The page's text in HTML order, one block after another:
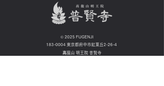
183-0004東京都府中市紅葉丘2-26-4
髙龍山 明王院 普賢寺
© 2025 FUGENJI